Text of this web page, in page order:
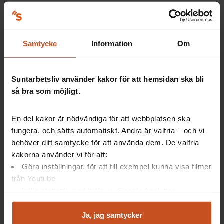
Samtycke Information Om
Suntarbetsliv använder kakor för att hemsidan ska bli
så bra som möjligt.
En del kakor är nödvändiga för att webbplatsen ska
fungera, och sätts automatiskt. Andra är valfria – och vi
behöver ditt samtycke för att använda dem. De valfria
kakorna använder vi för att:
Göra inställningar, för att till exempel kunna visa filmer
från Youtube
Analysera trafik för att kunna visa riktad information
Ja, jag samtycker
Att styra sjukvård med siffror
Modern sjukvård styrs i hög grad av siffror. Charlotta Levay,
– Siffror ger ökad auktoritet och en
Forskarna följde arbetet på en njurenhet,
och såg att tre olika mått styrde mycket
av arbetet på avdelningen. Det
påverkade både patienter och
medarbetare.
också för att styra patientströmmar och fördela arbetet på